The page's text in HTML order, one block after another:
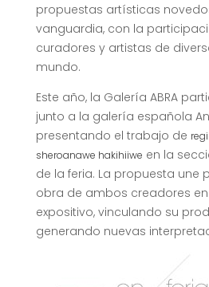
propuestas artísticas
vanguardia, con la
curadores y artistas de
mundo.
Este año, la Galería ABRA
junto a la galería española
presentando el trabajo de
sheroanawe hakihiiwe en la
de la feria. La propuesta une
obra de ambos creadores
expositivo, vinculando su
generando nuevas